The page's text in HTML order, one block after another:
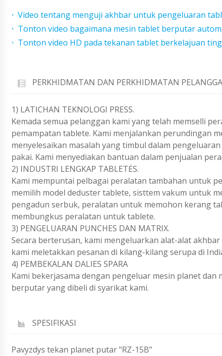
Video tentang menguji akhbar untuk pengeluaran
Tonton video bagaimana mesin tablet berputar
Tonton video HD pada tekanan tablet berkelajuan
PERKHIDMATAN DAN PERKHIDMATAN
1) LATICHAN TEKNOLOGI PRESS.
Kemada semua pelanggan kami yang telah memselli
pemampatan tablete. Kami menjalankan perundingan
menyelesaikan masalah yang timbul dalam
pakai. Kami menyediakan bantuan dalam penjualan
2) INDUSTRI LENGKAP TABLETĖS.
Kami mempuntai pelbagai peralatan tambahan untuk
memilih model deduster tablete, sisttem vakum untuk
pengadun serbuk, peralatan untuk memohon kerang
membungkus peralatan untuk tablete.
3) PENGELUARAN PUNCHES DAN MATRIX.
Secara berterusan, kami mengeluarkan alat-alat
kami meletakkan pesanan di kilang-kilang serupa di
4) PEMBEKALAN DALIES SPARA
Kami bekerjasama dengan pengeluar mesin planet
berputar yang dibeli di syarikat kami.
SPESIFIKASI
Pavyzdys tekan planet putar "RZ-15B"